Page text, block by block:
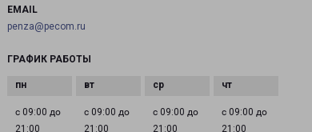
EMAIL
penza@pecom.ru
ГРАФИК РАБОТЫ
с 09:00 до
21:00
с 09:00 до
21:00
с 09:00 до
21:00
с 09:00 до
21:00